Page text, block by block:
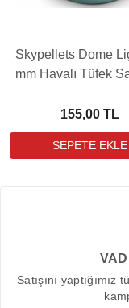
Skypellets Dome
mm Havalı Tüfek
155,00 TL
Satışını